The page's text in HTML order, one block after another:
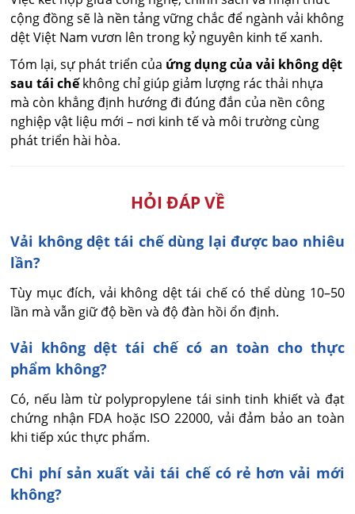
cộng đồng sẽ là nền tảng vững chắc để ngành vải không
dệt Việt Nam vươn lên trong kỷ nguyên kinh tế xanh.
Tóm lại, sự phát triển của ứng dụng của vải không dệt
sau tái chếkhông chỉ giúp giảm lượng rác thải nhựa
mà còn khẳng định hướng đi đúng đắn của nền công
nghiệp vật liệu mới – nơi kinh tế và môi trường cùng
phát triển hài hòa.
HỎI ĐÁP VỀ
Vải không dệt tái chế dùng lại được bao nhiêu
lần?
Tùy mục đích, vải không dệt tái chế có thể dùng 10–50
lần mà vẫn giữ độ bền và độ đàn hồi ổn định.
Vải không dệt tái chế có an toàn cho thực
phẩm không?
Có, nếu làm từ polypropylene tái sinh tinh khiết và đạt
chứng nhận FDA hoặc ISO 22000, vải đảm bảo an toàn
khi tiếp xúc thực phẩm.
Chi phí sản xuất vải tái chế có rẻ hơn vải mới
không?